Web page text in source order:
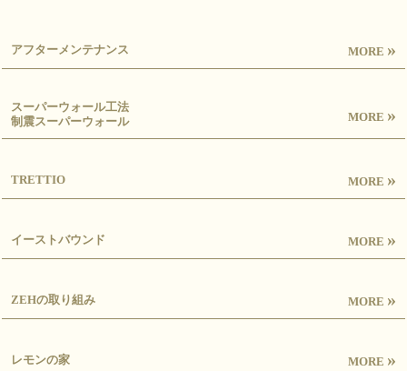
アフターメンテナンス MORE »
スーパーウォール工法
制震スーパーウォール
MORE »
TRETTIO MORE »
イーストバウンド MORE »
ZEHの取り組み MORE »
レモンの家 MORE »